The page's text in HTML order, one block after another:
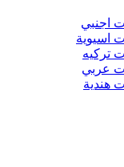
اجنبي
اسيوية
تركيه
عربي
هندية